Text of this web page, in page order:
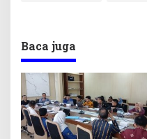
Baca juga